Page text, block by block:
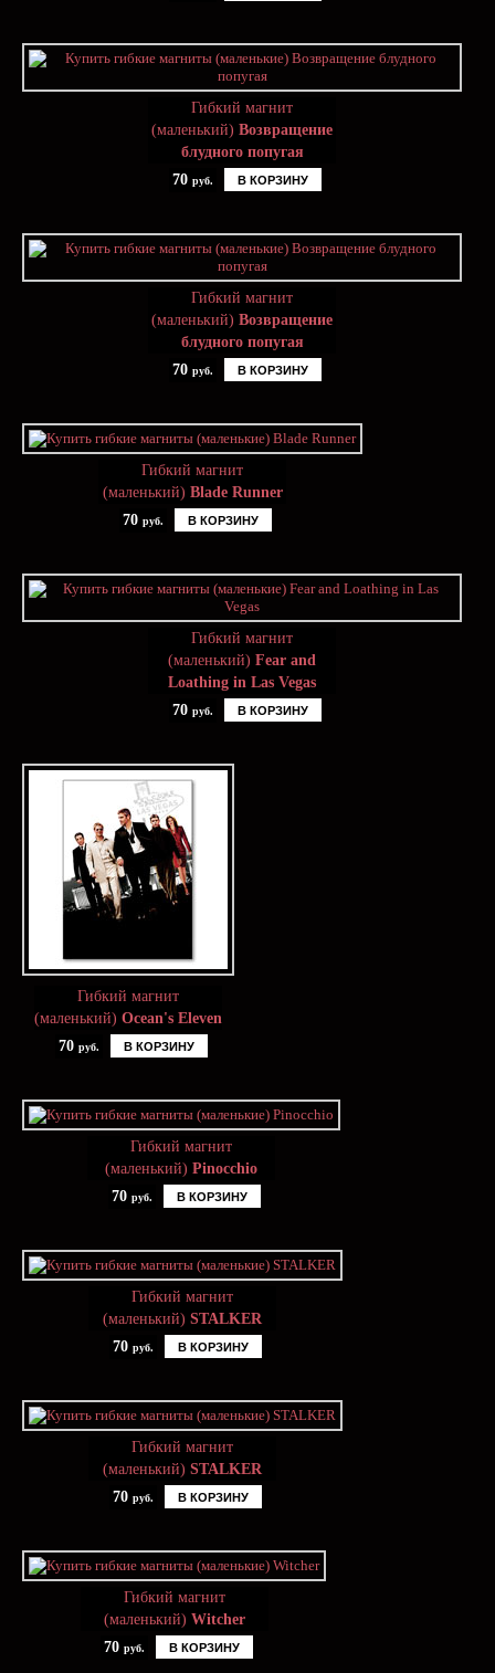
Гибкий магнит
(маленький) Возвращение
блудного попугая
70 руб. В КОРЗИНУ
Гибкий магнит
(маленький) Возвращение
блудного попугая
70 руб. В КОРЗИНУ
Гибкий магнит
(маленький) Blade Runner
70 руб. В КОРЗИНУ
Гибкий магнит
(маленький) Fear and
Loathing in Las Vegas
70 руб. В КОРЗИНУ
Гибкий магнит
(маленький) Ocean's Eleven
70 руб. В КОРЗИНУ
Гибкий магнит
(маленький) Pinocchio
70 руб. В КОРЗИНУ
Гибкий магнит
(маленький) STALKER
70 руб. В КОРЗИНУ
Гибкий магнит
(маленький) STALKER
70 руб. В КОРЗИНУ
Гибкий магнит
(маленький) Witcher
70 руб. В КОРЗИНУ